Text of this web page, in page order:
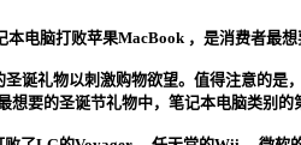
电脑打败苹果MacBook ，是消费者最想
诞礼物以刺激购物欲望。值得注意的
要的圣诞节礼物中，笔记本电脑类别的